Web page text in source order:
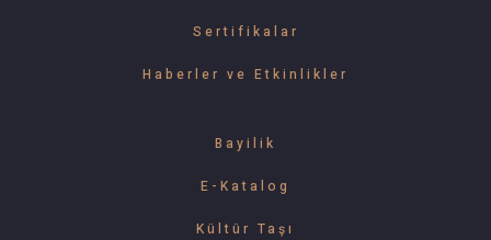
Sertifikalar
Haberler ve Etkinlikler
Bayilik
E-Katalog
Kültür Taşı